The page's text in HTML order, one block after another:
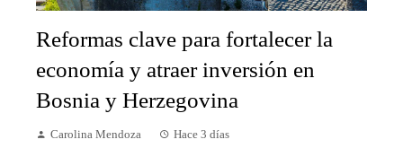
Reformas clave para fortalecer la
economía y atraer inversión en
Bosnia y Herzegovina
Carolina Mendoza Hace 3 días